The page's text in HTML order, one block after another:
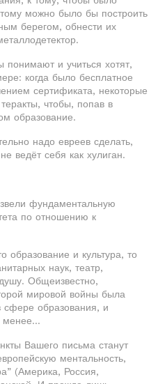
можно было бы построить
берегом, обнести их
понимают и учиться хотят,
когда было бесплатное
сертификата, некоторые
чтобы, попав в
образование.
надо евреев сделать,
ведёт себя как хулиган.
фундаментальную
по отношению к
образование и культура, то
наук, театр,
Общеизвестно,
мировой войны была
образования, и
менее...
Вашего письма станут
ментальность,
(Америка, Россия,